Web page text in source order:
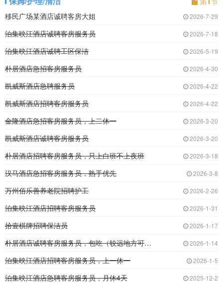
江南新区
火车北站/塘坊/天子湖
五桥
移民广场某酒店诚聘客房大姐
2026-7-29
泊集映江酒店诚聘客房服务员 2026-7-18
泊集映江酒店诚聘工区保洁 2026-5-19
朴居酒店急招客房服务员 2026-4-30
凯威斯酒店急聘服务员 2026-4-22
凯威斯酒店招聘客房服务员 2026-4-22
金隆酒店急招客房服务员，上二休一 2026-3-20
凯威斯酒店诚聘客房服务员 2026-3-20
朴居酒店招聘客房服务员，只上白班不上夜班 2026-3-18
汉马酒店急招客房服务员，熟手优先 2026-3-8
万州佰乐善养老院招聘护工 2026-2-26
泊集映江酒店招聘客房服务员 2026-1-31
拾壹棋牌招聘保洁员 2026-1-17
朴居酒店诚聘客房服务员，包吃（较远地方可住店 2026-1-14
泊集映江酒店招聘客房服务员，上一休一 2026-1-5
泊集映江酒店急聘客房服务员，月休4天 2025-12-2